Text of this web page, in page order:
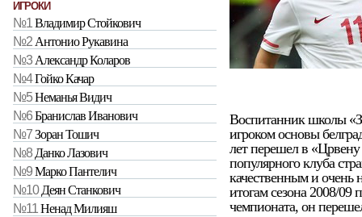
ИГРОКИ
№1Владимир Стойкович
№2 Антонио Рукавина
№3 Александр Коларов
№4Гойко Качар
№5Неманья Видич
№6Бранислав Иванович
№7Зоран Тошич
№8 Данко Лазович
№9Марко Пантелич
№10 Деян Станкович
№11Ненад Милияш
Воспитанник школы
игроком основы
лет перешел в «Црвену
популярного клуба
качественным и
итогам сезона 2008/09
чемпионата, он